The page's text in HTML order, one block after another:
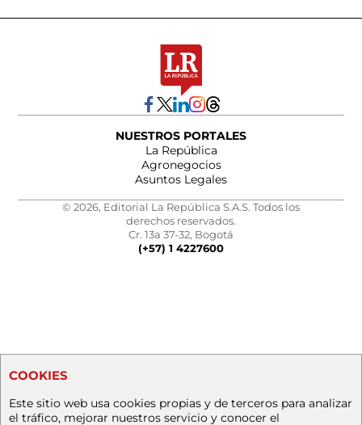
NUESTROS PORTALES
La República
Agronegocios
Asuntos Legales
© 2026, Editorial La República S.A.S. Todos los
derechos reservados.
Cr. 13a 37-32, Bogotá
(+57) 1 4227600
COOKIES
Este sitio web usa cookies propias y de terceros para analizar
el tráfico, mejorar nuestros servicio y conocer el